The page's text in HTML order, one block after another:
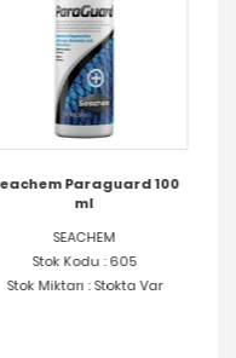
Paraguard 100
ml
SEACHEM
Stok Kodu : 605
Stok Miktarı : Stokta Var